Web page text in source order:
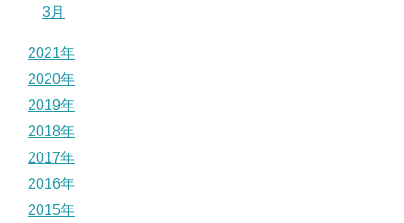
3月
2021年
2020年
2019年
2018年
2017年
2016年
2015年